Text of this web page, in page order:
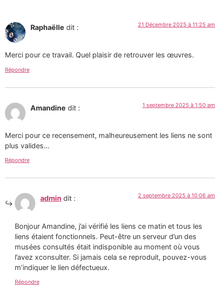
Raphaëlle dit : 21 Décembre 2025 à 11:25 am
Merci pour ce travail. Quel plaisir de retrouver les œuvres.
Répondre
Amandine dit : 1 septembre 2025 à 1:50 am
Merci pour ce recensement, malheureusement les liens ne sont
plus valides…
Répondre
admin dit : 2 septembre 2025 à 10:06 am
Bonjour Amandine, j’ai vérifié les liens ce matin et tous les
liens étaient fonctionnels. Peut-être un serveur d’un des
musées consultés était indisponible au moment où vous
l’avez xconsulter. Si jamais cela se reproduit, pouvez-vous
m’indiquer le lien défectueux.
Répondre